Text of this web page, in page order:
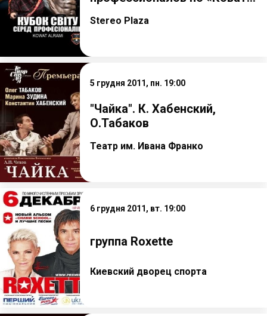
Stereo Plaza
5 грудня 2011, пн. 19:00
"Чайка". К. Хабенский,
О.Табаков
Театр им. Ивана Франко
6 грудня 2011, вт. 19:00
группа Roxette
Киевский дворец спорта